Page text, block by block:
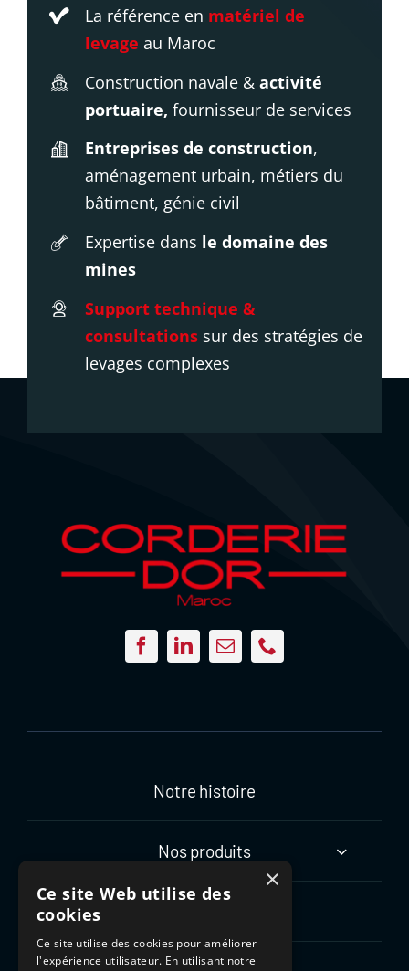
La référence en matériel de
levage au Maroc
Construction navale &activité
portuaire,fournisseur de services
Entreprises de construction,
aménagement urbain, métiers du
bâtiment, génie civil
Expertise dans le domaine des
mines
Support technique &
consultations sur des stratégies de
levages complexes
Notre histoire
Nos produits
×
Ce site Web utilise des
cookies
Ce site utilise des cookies pour améliorer
l'expérience utilisateur. En utilisant notre